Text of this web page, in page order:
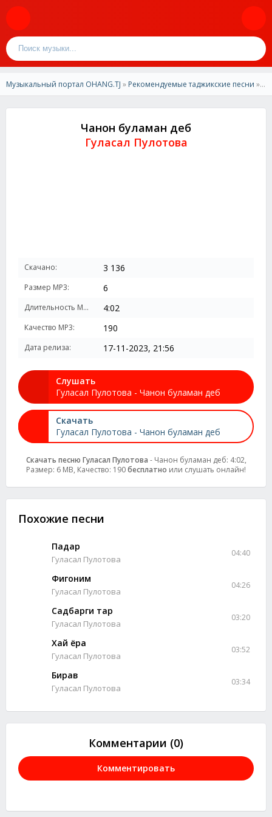
Музыкальный портал OHANG.TJ » Рекомендуемые таджикские песни » Гуласал Пулотова - Чанон буламан деб
Чанон буламан деб
Гуласал Пулотова
Скачано: 3 136
Размер MP3: 6
Длительность MP3: 4:02
Качество MP3: 190
Дата релиза: 17-11-2023, 21:56
Слушать
Гуласал Пулотова - Чанон буламан деб
Скачать
Гуласал Пулотова - Чанон буламан деб
Скачать песню Гуласал Пулотова - Чанон буламан деб: 4:02,
Размер: 6 MB, Качество: 190бесплатно или слушать онлайн!
Похожие песни
Падар
Гуласал Пулотова
04:40
Фигоним
Гуласал Пулотова
04:26
Садбарги тар
Гуласал Пулотова
03:20
Хай ёра
Гуласал Пулотова
03:52
Бирав
Гуласал Пулотова
03:34
Комментарии (0)
Комментировать